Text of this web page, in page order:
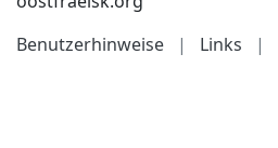
Benutzerhinweise
| Links |